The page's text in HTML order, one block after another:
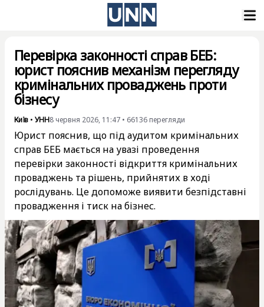
Перевірка законності справ БЕБ:
юрист пояснив механізм перегляду
кримінальних проваджень проти
бізнесу
Київ • УНН8 червня 2026, 11:47 • 66136 перегляди
Юрист пояснив, що під аудитом кримінальних
справ БЕБ мається на увазі проведення
перевірки законності відкриття кримінальних
проваджень та рішень, прийнятих в ході
рослідувань. Це допоможе виявити безпідставні
провадження і тиск на бізнес.